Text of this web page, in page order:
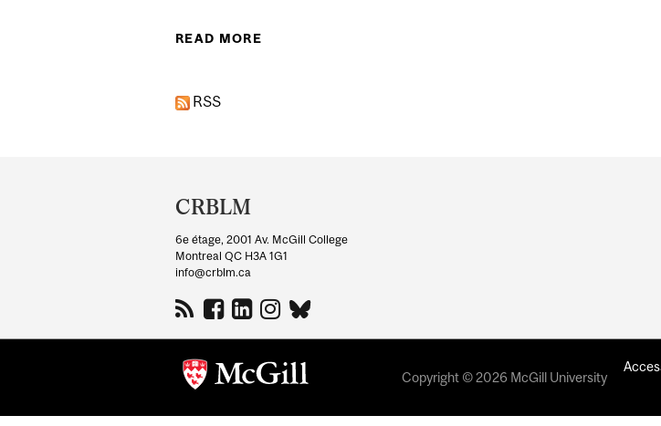
READ MORE
RSS
and
University
Information
CRBLM
6e étage, 2001 Av. McGill College
Montreal QC H3A 1G1
info@crblm.ca
Copyright © 2026 McGill University